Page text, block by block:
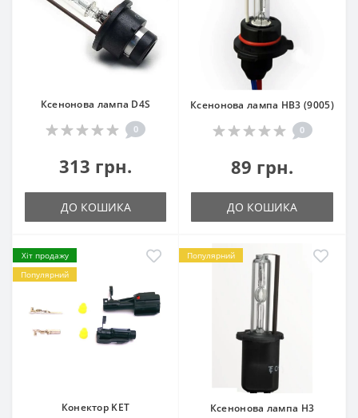
Ксенонова лампа D4S
0
313 грн.
ДО КОШИКА
Ксенонова лампа HB3 (9005)
0
89 грн.
ДО КОШИКА
Хіт продажу
Популярний
Конектор KET
Популярний
Ксенонова лампа H3